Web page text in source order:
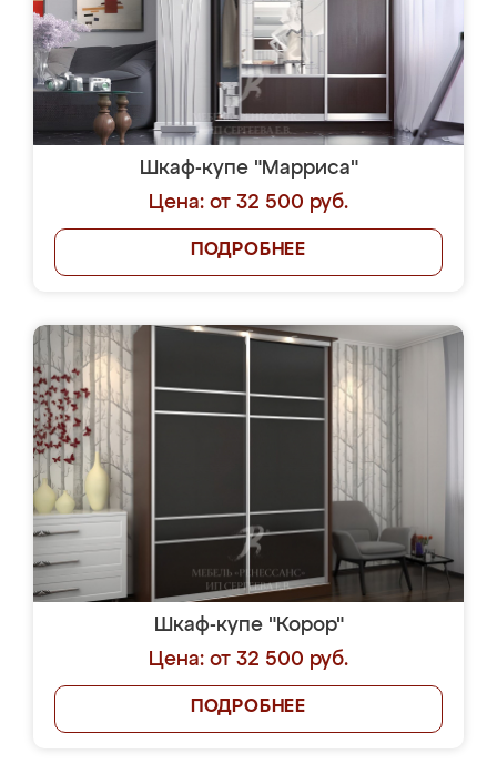
Шкаф-купе "Марриса"
Цена: от 32 500 руб.
ПОДРОБНЕЕ
Шкаф-купе "Корор"
Цена: от 32 500 руб.
ПОДРОБНЕЕ